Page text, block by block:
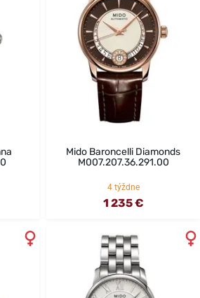
Mido Baroncelli Diamonds
M007.207.36.291.00
4 týždne
1 235 €